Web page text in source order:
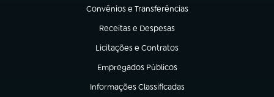
Convênios e Transferências
(abre em nova aba)
Receitas e Despesas
(abre em nova aba)
Licitações e Contratos
(abre em nova aba)
Empregados Públicos
(abre em nova aba)
Informações Classificadas
(abre em nova aba)